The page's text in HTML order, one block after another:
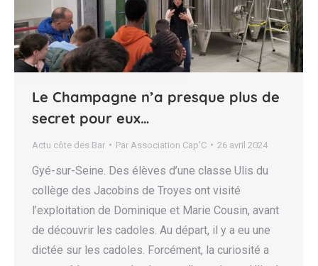
Le Champagne n’a presque plus de
secret pour eux…
Actu côte des Bar Par Association Cap'C 26 avril 2024
Gyé-sur-Seine. Des élèves d’une classe Ulis du
collège des Jacobins de Troyes ont visité
l’exploitation de Dominique et Marie Cousin, avant
de découvrir les cadoles. Au départ, il y a eu une
dictée sur les cadoles. Forcément, la curiosité a